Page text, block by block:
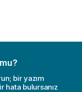
bir yazım
hata bulursanız